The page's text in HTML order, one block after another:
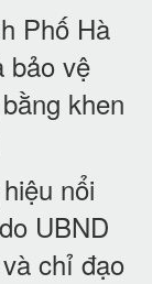
Phố Hà
bảo vệ
khen
nổi
UBND
chỉ đạo